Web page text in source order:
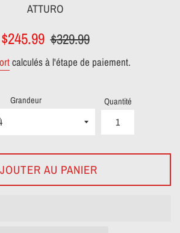
ATTURO
Prix
$245.99 Prix
$329.99
calculés à l'étape de paiement.
Grandeur Quantité
AU PANIER